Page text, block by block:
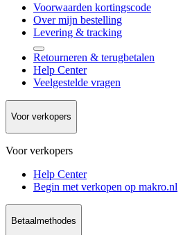
Voorwaarden kortingscode
Over mijn bestelling
Levering & tracking
Retourneren & terugbetalen
Help Center
Veelgestelde vragen
Voor verkopers
Voor verkopers
Help Center
Begin met verkopen op makro.nl
Betaalmethodes